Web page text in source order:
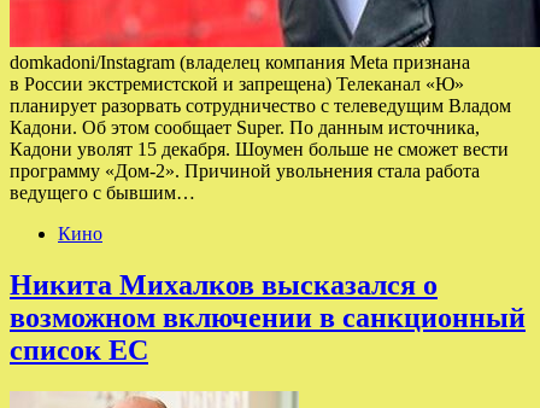
domkadoni/Instagram (владелец компания Meta признана
в России экстремистской и запрещена) Телеканал «Ю»
планирует разорвать сотрудничество с телеведущим Владом
Кадони. Об этом сообщает Super. По данным источника,
Кадони уволят 15 декабря. Шоумен больше не сможет вести
программу «Дом-2». Причиной увольнения стала работа
ведущего с бывшим…
Кино
Никита Михалков высказался о
возможном включении в санкционный
список ЕС